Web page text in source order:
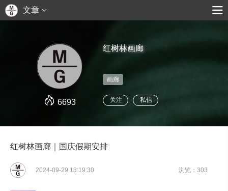
文章
6693
红树林画廊
画廊
关注 私信
红树林画廊｜国庆假期安排
2024-09-29 13:19:30 浏览：303